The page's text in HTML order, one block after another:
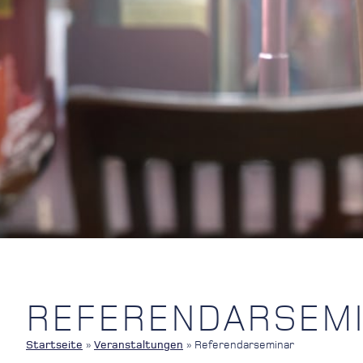
Startseite » Veranstaltungen » Referendarseminar